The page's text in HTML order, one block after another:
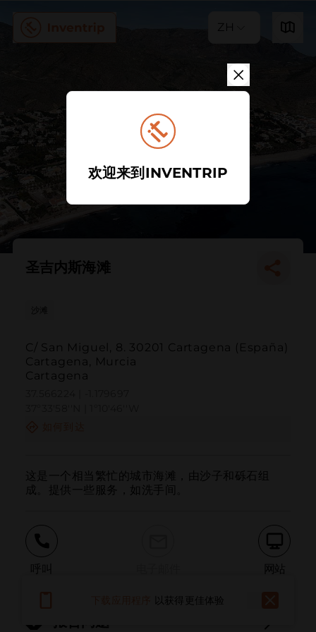
ZH
圣吉内斯海滩
沙滩
C/ San Miguel, 8. 30201 Cartagena (España)
Cartagena, Murcia
Cartagena
这是一个相当繁忙的城市海滩，由沙子和砾石组
成。提供一些服务，如洗手间。
呼叫 网站
报告问题
以获得更佳体验
欢迎来到INVENTRIP